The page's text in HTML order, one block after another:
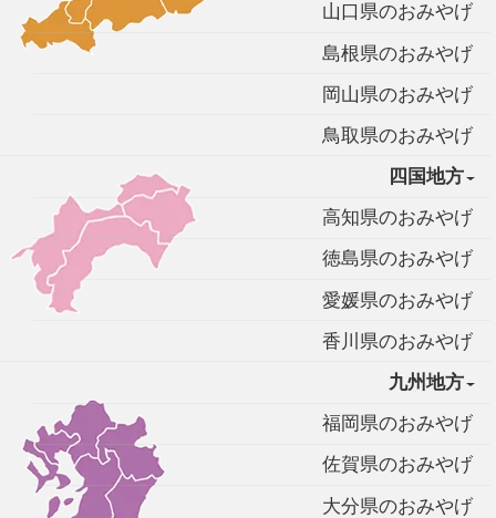
山口県のおみやげ
島根県のおみやげ
岡山県のおみやげ
鳥取県のおみやげ
四国地方
高知県のおみやげ
徳島県のおみやげ
愛媛県のおみやげ
香川県のおみやげ
九州地方
福岡県のおみやげ
佐賀県のおみやげ
大分県のおみやげ